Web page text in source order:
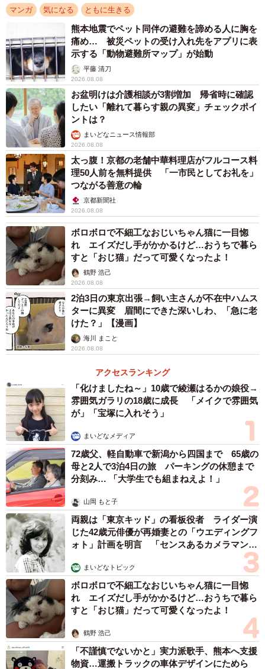
マンガ 気になる ともに生きる
熊本地震でペット同伴の避難を諦める人に胸を
痛め… 被災ペットの受け入れ先をアプリに表
示する「動物避難所マップ」が始動
平藤 清刀
2026.08.08
お盆明けは介護相談が3割増加 帰省時に確認
したい「離れて暮らす親の異変」チェックポイ
ントは？
まいどなニュース情報部
2026.08.08
太っ腹！京都の老舗中華料理店がフルコース料
理50人前を無料提供 「一市民としてお礼を」
つながる善意の輪
京都新聞社
2026.08.08
ボロボロで不細工なおじいちゃん猫に一目惚
れ エイズだし手がかかるけど…おうちで暮ら
すと「おじ猫」だって可愛くなったよ！
鶴野 浩己
2026.08.08
2泊3日の東京出張→飼い主さんが不在中ハムス
ターに異変 眉間にできた深いしわ、「急に老
けた？」【漫画】
海川 まこと
2026.08.08
アクセスランキング
「化けましたね～」10歳で綾瀬はるかの娘役→
雰囲気ガラリの18歳に成長 「メイクで雰囲気
が」「宝塚に入れそう」
まいどなメディア
72歳父、軽自動車で新潟から四国まで 65歳の
母と2人で3泊4日の旅 パーキングの休憩まで
分刻み… 「大学生でも組まねえよ！」
山岡 もと子
両親は「東京キッド」の看板役者 ライダー演
じた42歳元俳優が再婚妻との「ウエディングフ
ォト」計画を明言 「センスあるカメラマン求
まいどなトピック
ボロボロで不細工なおじいちゃん猫に一目惚
れ エイズだし手がかかるけど…おうちで暮ら
すと「おじ猫」だって可愛くなったよ！
鶴野 浩己
「不謹慎でないかと」実力派歌手、熊本へ支援
物資…運搬トラックの車体デザインにためら